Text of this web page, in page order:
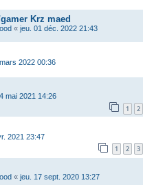
Krz maed
« jeu. 01 déc. 2022 21:43
2022 00:36
mai 2021 14:26
1 2
2021 23:47
1 2 3
« jeu. 17 sept. 2020 13:27